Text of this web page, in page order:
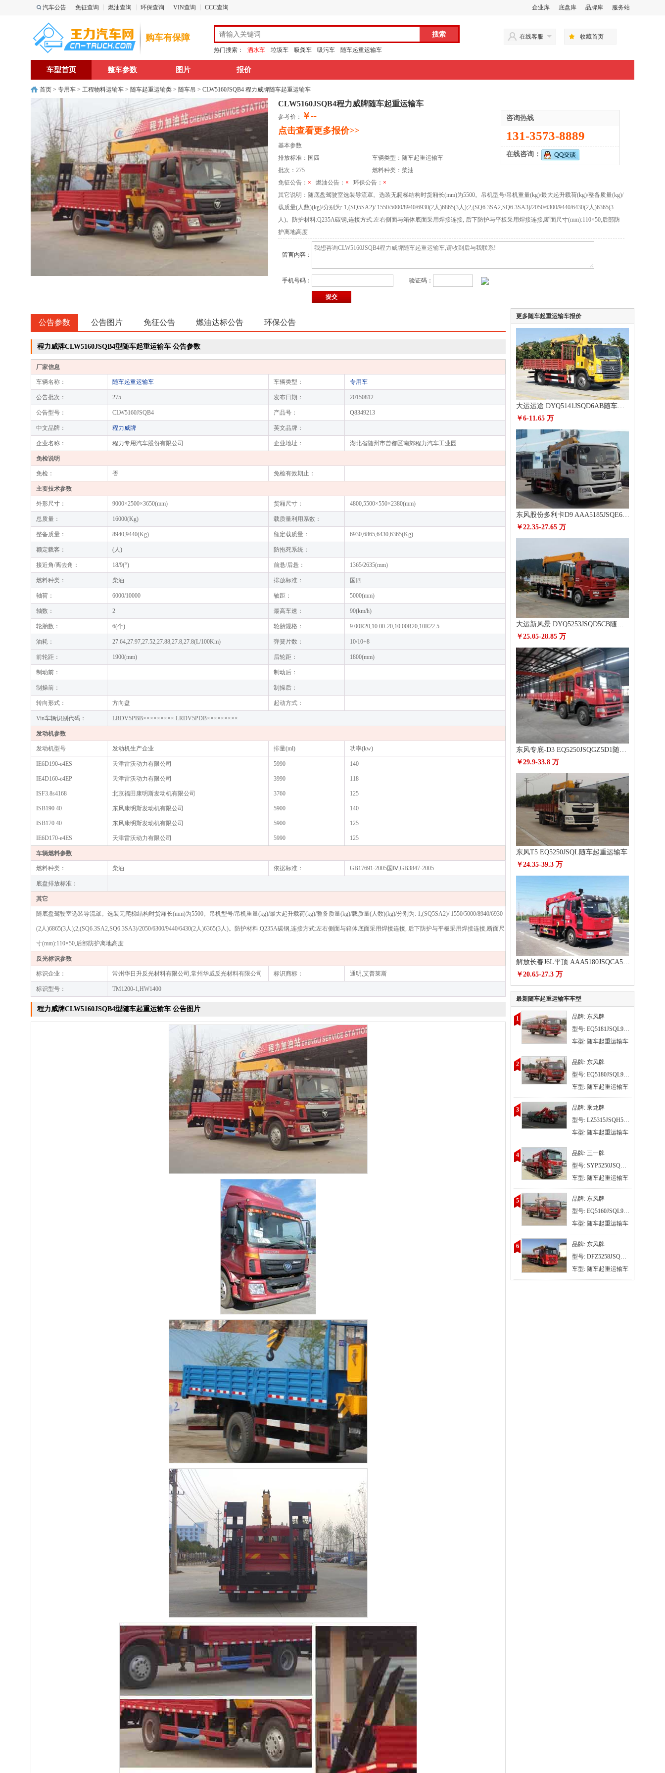
汽车公告 免征查询 燃油查询 环保查询 VIN查询 CCC查询 企业库 底盘库 品牌库 服务站
购车有保障
热门搜索： 洒水车 垃圾车 吸粪车 吸污车 随车起重运输车
在线客服 收藏首页
车型首页 整车参数 图片 报价
首页 > 专用车 > 工程物料运输车 > 随车起重运输类 > 随车吊 > CLW5160JSQB4 程力威牌随车起重运输车
CLW5160JSQB4程力威牌随车起重运输车
参考价：
￥--
点击查看更多报价>>
基本参数
排放标准：国四
车辆类型：随车起重运输车
批次：275
燃料种类：柴油
免征公告： × 燃油公告： × 环保公告： ×
其它说明：随底盘驾驶室选装导流罩。选装无爬梯结构时货厢长(mm)为5500。吊机型号/吊机重量(kg)/最大起升载荷(kg)/整备质量(kg)/
载质量(人数)(kg)/分别为: 1,(SQ5SA2)/ 1550/5000/8940/6930(2人)6865(3人);2,(SQ6.3SA2,SQ6.3SA3)/2050/6300/9440/6430(2人)6365(3
人)。防护材料:Q235A碳钢,连接方式:左右侧面与箱体底面采用焊接连接, 后下防护与平板采用焊接连接,断面尺寸(mm):110×50,后部防
护离地高度
咨询热线
131-3573-8889
在线咨询：
留言内容：
手机号码： 验证码：
公告参数 公告图片 免征公告 燃油达标公告 环保公告
程力威牌CLW5160JSQB4型随车起重运输车 公告参数
厂家信息
车辆名称： 随车起重运输车 车辆类型： 专用车
公告批次： 275 发布日期： 20150812
公告型号： CLW5160JSQB4 产品号： Q8349213
中文品牌： 程力威牌 英文品牌：
企业名称： 程力专用汽车股份有限公司 企业地址： 湖北省随州市曾都区南郊程力汽车工业园
免检说明
免检： 否 免检有效期止：
主要技术参数
外形尺寸： 9000×2500×3650(mm) 货厢尺寸： 4800,5500×550×2380(mm)
总质量： 16000(Kg) 载质量利用系数：
整备质量： 8940,9440(Kg) 额定载质量： 6930,6865,6430,6365(Kg)
额定载客： (人) 防抱死系统：
接近角/离去角： 18/9(°) 前悬/后悬： 1365/2635(mm)
燃料种类： 柴油 排放标准： 国四
轴荷： 6000/10000 轴距： 5000(mm)
轴数： 2 最高车速： 90(km/h)
轮胎数： 6(个) 轮胎规格： 9.00R20,10.00-20,10.00R20,10R22.5
油耗： 27.64,27.97,27.52,27.88,27.8,27.8(L/100Km) 弹簧片数： 10/10+8
前轮距： 1900(mm) 后轮距： 1800(mm)
制动前： 制动后：
制操前： 制操后：
转向形式： 方向盘 起动方式：
Vin车辆识别代码： LRDV5PBB××××××××× LRDV5PDB×××××××××
发动机参数
发动机型号 发动机生产企业 排量(ml) 功率(kw)
IE6D190-e4ES
IE4D160-e4EP
ISF3.8s4168
ISB190 40
ISB170 40
IE6D170-e4ES
天津雷沃动力有限公司
天津雷沃动力有限公司
北京福田康明斯发动机有限公司
东风康明斯发动机有限公司
东风康明斯发动机有限公司
天津雷沃动力有限公司
5990
3990
3760
5900
5900
5990
140
118
125
140
125
125
车辆燃料参数
燃料种类： 柴油 依据标准： GB17691-2005国Ⅳ,GB3847-2005
底盘排放标准：
其它
随底盘驾驶室选装导流罩。选装无爬梯结构时货厢长(mm)为5500。吊机型号/吊机重量(kg)/最大起升载荷(kg)/整备质量(kg)/载质量(人数)(kg)/分别为: 1,(SQ5SA2)/ 1550/5000/8940/6930
(2人)6865(3人);2,(SQ6.3SA2,SQ6.3SA3)/2050/6300/9440/6430(2人)6365(3人)。防护材料:Q235A碳钢,连接方式:左右侧面与箱体底面采用焊接连接, 后下防护与平板采用焊接连接,断面尺
寸(mm):110×50,后部防护离地高度
反光标识参数
标识企业： 常州华日升反光材料有限公司,常州华威反光材料有限公司 标识商标： 通明,艾普莱斯
标识型号： TM1200-1,HW1400
程力威牌CLW5160JSQB4型随车起重运输车 公告图片
更多随车起重运输车报价
￥6-11.65 万
东风股份多利卡D9 AAA5185JSQE6随车起重运输车
￥22.35-27.65 万
大运新风景 DYQ5253JSQD5CB随车起重运输车
￥25.05-28.85 万
东风专底-D3 EQ5250JSQGZ5D1随车起重运输车
￥29.9-33.8 万
东风T5 EQ5250JSQL随车起重运输车
￥24.35-39.3 万
￥20.65-27.3 万
最新随车起重运输车车型
1
品牌: 东风牌
车型: 随车起重运输车
2
品牌: 东风牌
车型: 随车起重运输车
3
品牌: 乘龙牌
车型: 随车起重运输车
4
品牌: 三一牌
车型: 随车起重运输车
5
品牌: 东风牌
车型: 随车起重运输车
6
品牌: 东风牌
车型: 随车起重运输车